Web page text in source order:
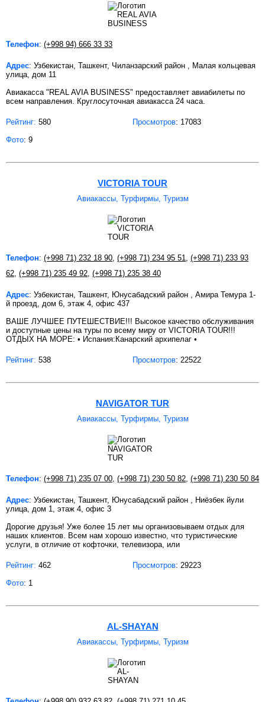
Телефон: (+998 94) 666 33 33
Адрес: Узбекистан, Ташкент, Чиланзарский район , Малая кольцевая
улица, дом 11
Авиакасса "REAL AVIA BUSINESS" предоставляет авиабилеты по
всем направления. Круглосуточная авиакасса 24 часа.
Рейтинг: 580 Просмотров: 17083
Фото: 9
VICTORIA TOUR
Авиакассы, Турфирмы, Туризм
Телефон: (+998 71) 232 18 90, (+998 71) 234 95 51, (+998 71) 233 93
62, (+998 71) 235 49 92, (+998 71) 235 38 40
Адрес: Узбекистан, Ташкент, Юнусабадский район , Амира Темура 1-
й проезд, дом 6, этаж 4, офис 437
ВАШЕ ЛУЧШЕЕ ПУТЕШЕСТВИЕ!!! Высокое качество обслуживания
и доступные цены на туры по всему миру от VICTORIA TOUR!!!
ОТДЫХ НА МОРЕ: • Испания:Канарский архипелаг •
Рейтинг: 538 Просмотров: 22522
NAVIGATOR TUR
Авиакассы, Турфирмы, Туризм
Телефон: (+998 71) 235 07 00, (+998 71) 230 50 82, (+998 71) 230 50 84
Адрес: Узбекистан, Ташкент, Юнусабадский район , Ниёзбек йули
улица, дом 1, этаж 4, офис 3
Дорогие друзья! Уже более 15 лет мы организовываем отдых для
наших клиентов. Всем нам хорошо известно, что туристические
услуги, в отличие от кофточки, телевизора, или
Рейтинг: 462 Просмотров: 29223
Фото: 1
AL-SHAYAN
Авиакассы, Турфирмы, Туризм